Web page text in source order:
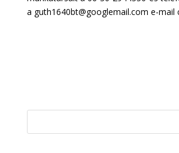
a guth1640bt@googlemail.com e-mail